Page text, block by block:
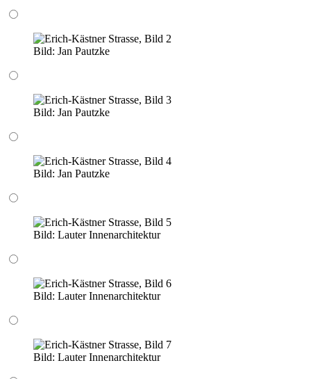
Bild: Jan Pautzke
Bild: Jan Pautzke
Bild: Jan Pautzke
Bild: Lauter Innenarchitektur
Bild: Lauter Innenarchitektur
Bild: Lauter Innenarchitektur